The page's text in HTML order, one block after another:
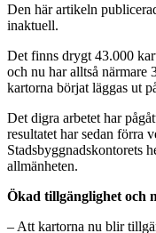
Den här artikeln
inaktuell.
Det finns drygt 43.000
och nu har alltså närmare
kartorna börjat läggas ut
Det digra arbetet har
resultatet har sedan förra
Stadsbyggnadskontorets
allmänheten.
Ökad tillgänglighet och
– Att kartorna nu blir